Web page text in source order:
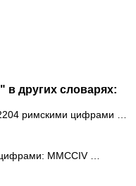
в других словарях:
римскими цифрами …
MMCCIV …